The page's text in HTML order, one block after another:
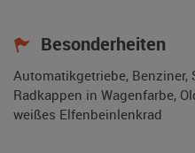
Besonderheiten
Automatikgetriebe,
Radkappen in Wagenfarbe,
weißes Elfenbeinlenkrad